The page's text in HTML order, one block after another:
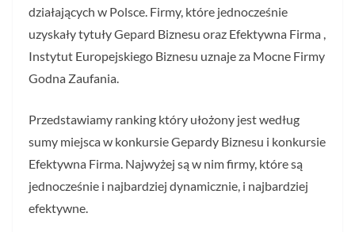
działających w Polsce. Firmy, które jednocześnie
uzyskały tytuły Gepard Biznesu oraz Efektywna Firma ,
Instytut Europejskiego Biznesu uznaje za Mocne Firmy
Godna Zaufania.
Przedstawiamy ranking który ułożony jest według
sumy miejsca w konkursie Gepardy Biznesu i konkursie
Efektywna Firma. Najwyżej są w nim firmy, które są
jednocześnie i najbardziej dynamicznie, i najbardziej
efektywne.